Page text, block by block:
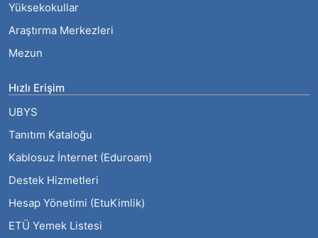
Yüksekokullar
Araştırma Merkezleri
Mezun
Hızlı Erişim
UBYS
Tanıtım Kataloğu
Kablosuz İnternet (Eduroam)
Destek Hizmetleri
Hesap Yönetimi (EtuKimlik)
ETÜ Yemek Listesi